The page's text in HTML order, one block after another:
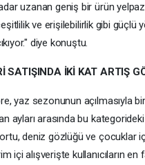
uzanan geniş bir ürün
ve erişilebilirlik gibi güçlü
diye konuştu.
SATIŞINDA İKİ KAT ARTIŞ
yaz sezonunun açılmasıyla
ayları arasında bu
deniz gözlüğü ve çocuklar
içi alışverişte kullanıcıların en